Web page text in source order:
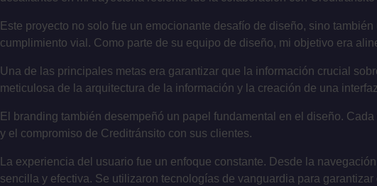
Este proyecto no solo fue un emocionante desafío de diseño, sino
cumplimiento vial. Como parte de su equipo de diseño, mi objetivo era
Una de las principales metas era garantizar que la información crucial
meticulosa de la arquitectura de la información y la creación de una
El branding también desempeñó un papel fundamental en el diseño.
y el compromiso de Creditránsito con sus clientes.
La experiencia del usuario fue un enfoque constante. Desde la
sencilla y efectiva. Se utilizaron tecnologías de vanguardia para